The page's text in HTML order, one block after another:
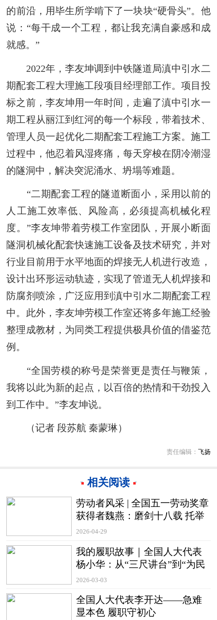
的前沿，用毕生所学啃下了一块块“硬骨头”。他
说：“每干成一个工程，都让我充满自豪感和成
就感。”
2022年，李友坤调到中铁隧道局滇中引水二
期配套工程大理施工段项目经理部工作。项目投
标之前，李友坤用一年时间，走遍了滇中引水一
期工程从丽江到红河的每一个标段，带着技术、
管理人员一起优化二期配套工程施工方案。施工
过程中，他忍着风湿疼痛，每天穿梭在阴冷潮湿
的隧洞中，解决突泥涌水、坍塌等难题。
“二期配套工程的隧道断面小，采用以前的
人工施工效率低、风险高，必须提高机械化程
度。”李友坤带着劳模工作室团队，开展小断面
隧洞机械化配套快速施工设备及技术研究，并对
行业目前用于水平地面的焊接无人机进行改造，
设计出环形运动轨迹，实现了管道无人机焊接和
防腐剂喷涂，广泛应用到滇中引水二期配套工程
中。此外，李友坤劳模工作室还将多年施工经验
整理成教材，为同类工程提供极具价值的借鉴范
例。
“全国劳模的称号是荣誉更是责任与鞭策，
我将以此为新的起点，以百倍的热情和干劲投入
到工作中。”李友坤说。
（记者 段苏航 秦蒙琳）
责任编辑： 飞扬
相关阅读
劳动者风采 | 全国五一劳动奖章
获得者魏燕：磨剑十八载 托举
航天梦
2026-04-29
我的履职故事｜全国人大代表
杨小华：从“三尺讲台”到“为民
代言”
2026-03-03
全国人大代表李开达——急难
显本色 履职守初心